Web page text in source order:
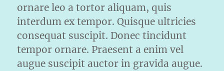
ornare leo a tortor aliquam, quis
interdum ex tempor. Quisque ultricies
consequat suscipit. Donec tincidunt
tempor ornare. Praesent a enim vel
augue suscipit auctor in gravida augue.